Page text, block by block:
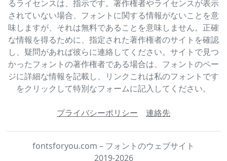
るライセンスは、指示です。著作権者やライセンスが表示
されていない場合、フォントに関する情報がないことを意
味しますが、それは無料であることを意味しません。正確
な情報を得るために、指定された著作権者のサイトを確認
し、疑問があれば彼らに連絡してください。サイトで見つ
かったフォントの著作権者である場合は、フォントのペー
ジに詳細な情報を記載し、リンクこれは私のフォントです
をクリックして特別なフォームに記入してください。
プライバシーポリシー 連絡先
fontsforyou.com – フォントのウェブサイト
2019-2026